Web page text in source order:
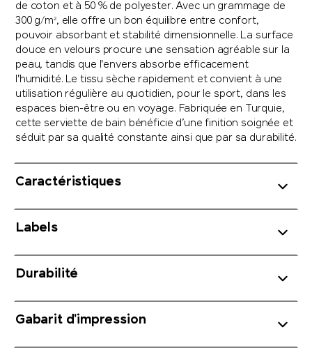
de coton et à 50 % de polyester. Avec un grammage de
300 g/m², elle offre un bon équilibre entre confort,
pouvoir absorbant et stabilité dimensionnelle. La surface
douce en velours procure une sensation agréable sur la
peau, tandis que l'envers absorbe efficacement
l'humidité. Le tissu sèche rapidement et convient à une
utilisation régulière au quotidien, pour le sport, dans les
espaces bien-être ou en voyage. Fabriquée en Turquie,
cette serviette de bain bénéficie d’une finition soignée et
séduit par sa qualité constante ainsi que par sa durabilité.
Caractéristiques
Labels
Durabilité
Gabarit d'impression